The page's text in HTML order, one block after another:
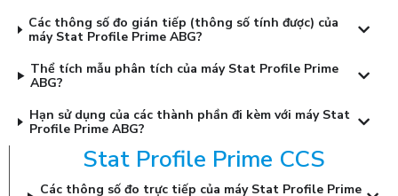
Các thông số đo gián tiếp (thông số tính được) của
máy Stat Profile Prime ABG?
Thể tích mẫu phân tích của máy Stat Profile Prime
ABG?
Hạn sử dụng của các thành phần đi kèm với máy Stat
Profile Prime ABG?
Stat Profile Prime CCS
Các thông số đo trực tiếp của máy Stat Profile Prime